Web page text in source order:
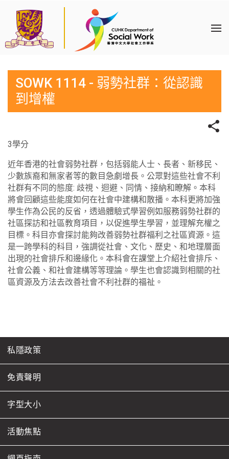
SOWK 1114 - 弱勢社群：從認識
到增權
3學分
近年香港的社會弱勢社群，包括弱能人士、長者、新移民、
少數族裔和無家者等的數目急劇增長。公眾對這些社會不利
社群有不同的態度: 歧視、迴避、同情、接納和瞭解。本科
將會回顧這些能度如何在社會中建構和散播。本科更將加強
學生作為公民的反省，透過體驗式學習例如服務弱勢社群的
社區探訪和社區教育項目，以促進學生學習，並理解充權之
目標。科目亦會探討能夠改善弱勢社群福利之社區資源。這
是一跨學科的科目，強調從社會、文化、歷史、和地理層面
出現的社會排斥和邊緣化。本科會在課堂上介紹社會排斥、
社會公義、和社會建構等等理論。學生也會認識到相關的社
區資源及方法去改善社會不利社群的福祉。
私隱政策
免責聲明
字型大小
活動焦點